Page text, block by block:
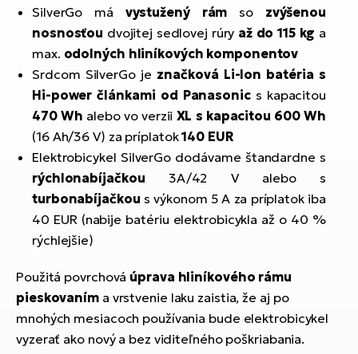
SilverGo má vystužený rám so zvýšenou
nosnosťou dvojitej sedlovej rúry až do 115 kg a
max. odolných hliníkových komponentov
Srdcom SilverGo je značková Li-Ion batéria s
Hi-power článkami od Panasonics kapacitou
470 Wh alebo vo verzii XL s kapacitou 600 Wh
(16 Ah/36 V) za príplatok140 EUR
Elektrobicykel SilverGo dodávame štandardne s
rýchlonabíjačkou 3A/42 V alebo s
turbonabíjačkou s výkonom 5 A za príplatok iba
40 EUR (nabije batériu elektrobicykla až o 40 %
rýchlejšie)
Použitá povrchová úprava hliníkového rámu
pieskovaníma vrstvenie laku zaistia, že aj po
mnohých mesiacoch používania bude elektrobicykel
vyzerať ako nový a bez viditeľného poškriabania.